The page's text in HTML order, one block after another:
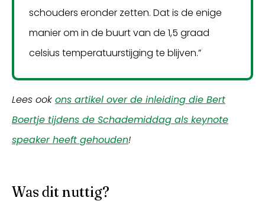
schouders eronder zetten. Dat is de enige
manier om in de buurt van de 1,5 graad
celsius temperatuurstijging te blijven.”
Lees ook ons artikel over de inleiding die Bert
Boertje tijdens de Schademiddag als keynote
speaker heeft gehouden!
Was dit nuttig?